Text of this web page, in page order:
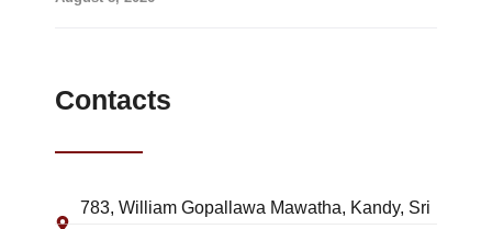
Contacts
783, William Gopallawa Mawatha, Kandy, Sri